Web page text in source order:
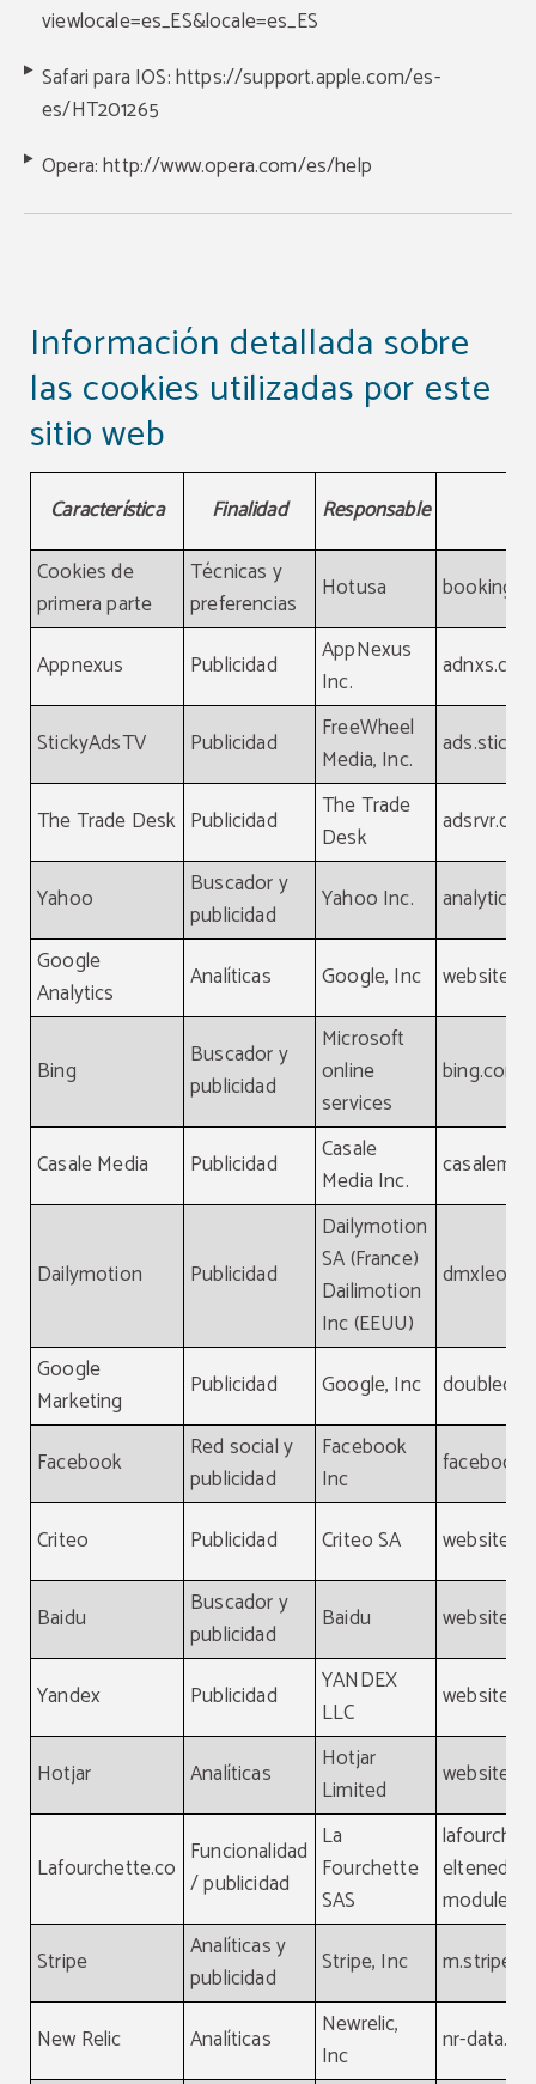
viewlocale=es_ES&locale=es_ES
Safari para IOS:https://support.apple.com/es-
es/HT201265
Opera:http://www.opera.com/es/help
Información detallada sobre
las cookies utilizadas por este
sitio web
Característica Finalidad Responsable
Cookies de
primera parte
Técnicas y
preferencias
Hotusa booking-
Appnexus Publicidad
AppNexus
Inc.
adnxs.com
StickyAdsTV Publicidad
FreeWheel
Media, Inc.
The Trade Desk Publicidad
The Trade
Desk
adsrvr.org
Yahoo
Buscador y
publicidad
Yahoo Inc.
Google
Analytics
Analíticas Google, Inc website
Bing
Buscador y
publicidad
Microsoft
online
services
bing.com
Casale Media Publicidad
Casale
Media Inc.
Dailymotion Publicidad
Dailymotion
SA (France)
Dailimotion
Inc (EEUU)
Google
Marketing
Publicidad Google, Inc
Facebook
Red social y
publicidad
Facebook
Inc
Criteo Publicidad Criteo SA website,
Baidu
Buscador y
publicidad
Baidu website,
Yandex Publicidad
YANDEX
LLC
website,
Hotjar Analíticas
Hotjar
Limited
website,
Lafourchette.co Funcionalidad
/ publicidad
La
Fourchette
SAS
Stripe
Analíticas y
publicidad
Stripe, Inc
New Relic Analíticas
Newrelic,
Inc
nr-data.net